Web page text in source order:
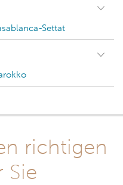
Settat
richtigen
Sie